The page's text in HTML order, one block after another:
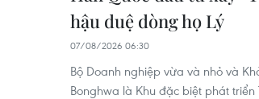
hậu duệ dòng họ Lý
07/08/2026 06:30
Bộ Doanh nghiệp vừa và nhỏ và
Bonghwa là Khu đặc biệt phát